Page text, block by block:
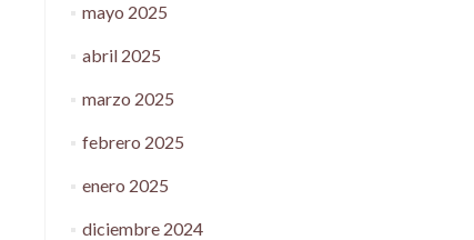
mayo 2025
abril 2025
marzo 2025
febrero 2025
enero 2025
diciembre 2024